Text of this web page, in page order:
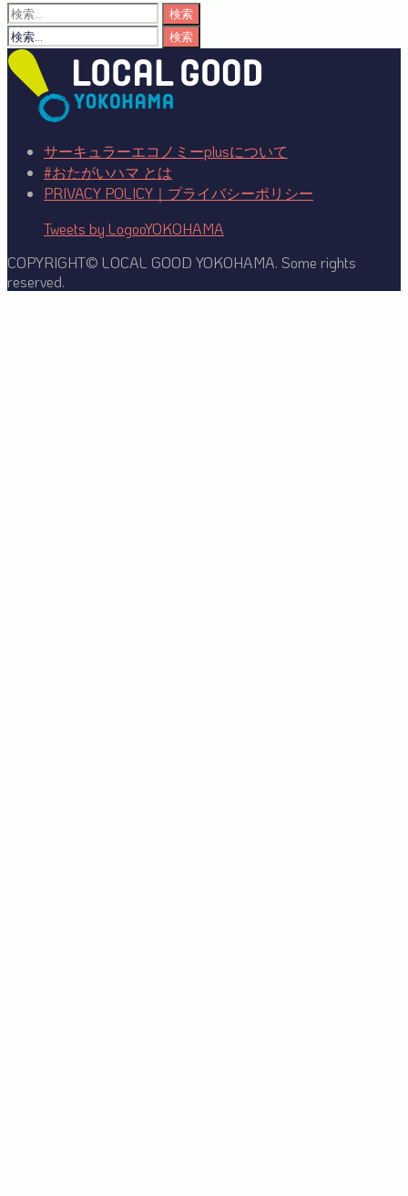
検
索:
検
索:
サーキュラーエコノミーplusについて
#おたがいハマ とは
PRIVACY POLICY｜プライバシーポリシー
Tweets by LogooYOKOHAMA
COPYRIGHT© LOCAL GOOD YOKOHAMA. Some rights
reserved.